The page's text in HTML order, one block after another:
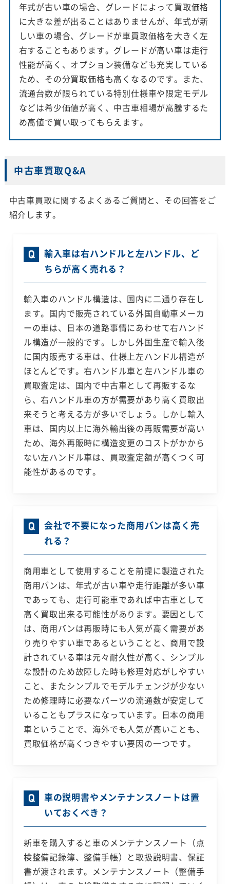
年式が古い車の場合、グレードによって買取価格
に大きな差が出ることはありませんが、年式が新
しい車の場合、グレードが車買取価格を大きく左
右することもあります。グレードが高い車は走行
性能が高く、オプション装備なども充実している
ため、その分買取価格も高くなるのです。また、
流通台数が限られている特別仕様車や限定モデル
などは希少価値が高く、中古車相場が高騰するた
め高値で買い取ってもらえます。
中古車買取Q&A
中古車買取に関するよくあるご質問と、その回答をご
紹介します。
輸入車は右ハンドルと左ハンドル、ど
ちらが高く売れる？
輸入車のハンドル構造は、国内に二通り存在し
ます。国内で販売されている外国自動車メーカ
ーの車は、日本の道路事情にあわせて右ハンド
ル構造が一般的です。しかし外国生産で輸入後
に国内販売する車は、仕様上左ハンドル構造が
ほとんどです。右ハンドル車と左ハンドル車の
買取査定は、国内で中古車として再販するな
ら、右ハンドル車の方が需要があり高く買取出
来そうと考える方が多いでしょう。しかし輸入
車は、国内以上に海外輸出後の再販需要が高い
ため、海外再販時に構造変更のコストがかから
ない左ハンドル車は、買取査定額が高くつく可
能性があるのです。
会社で不要になった商用バンは高く売
れる？
商用車として使用することを前提に製造された
商用バンは、年式が古い車や走行距離が多い車
であっても、走行可能車であれば中古車として
高く買取出来る可能性があります。要因として
は、商用バンは再販時にも人気が高く需要があ
り売りやすい車であるということと、商用で設
計されている車は元々耐久性が高く、シンプル
な設計のため故障した時も修理対応がしやすい
こと、またシンプルでモデルチェンジが少ない
ため修理時に必要なパーツの流通数が安定して
いることもプラスになっています。日本の商用
車ということで、海外でも人気が高いことも、
買取価格が高くつきやすい要因の一つです。
車の説明書やメンテナンスノートは置
いておくべき？
新車を購入すると車のメンテナンスノート（点
検整備記録簿、整備手帳）と取扱説明書、保証
書が渡されます。メンテナンスノート（整備手